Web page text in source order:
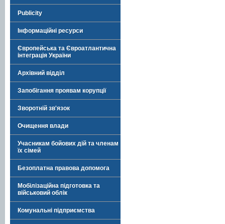
Publicity
Інформаційні ресурси
Європейська та Євроатлантична
інтеграція України
Архівний відділ
Запобігання проявам корупції
Зворотній зв'язок
Очищення влади
Учасникам бойових дій та членам
їх сімей
Безоплатна правова допомога
Мобілізаційна підготовка та
військовий облік
Комунальні підприємства